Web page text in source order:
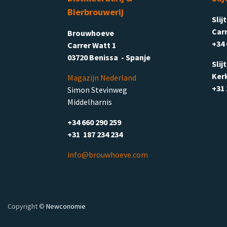
Bierbrouwerij
Brouwhoeve
Carrer Watt 1
03720 Benissa - Spanje
Magazijn Nederland
Simon Stevinweg
Middelharnis
+34 660 290 259
+31 187 234 234
info@brouwhoeve.com
+34
+31
Copyright © Newconomie